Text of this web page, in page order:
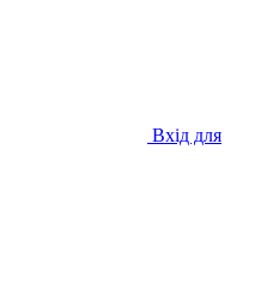
Вхід для